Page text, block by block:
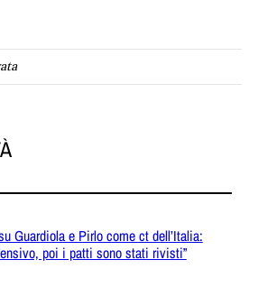
Guardiola e Pirlo come ct dell’Italia:
poi i patti sono stati rivisti”